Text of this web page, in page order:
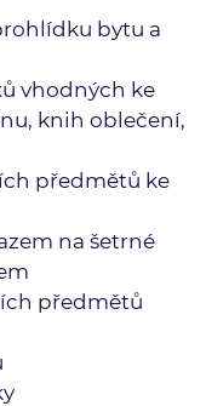
bytu a
vhodných ke
knih oblečení,
předmětů ke
na šetrné
předmětů